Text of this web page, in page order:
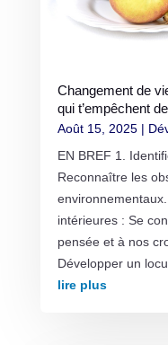
Changement de
qui t’empêchent
Août 15, 2025|
EN BREF 1.
Reconnaître les
intérieures : Se
pensée et à nos
Développer un
lire plus